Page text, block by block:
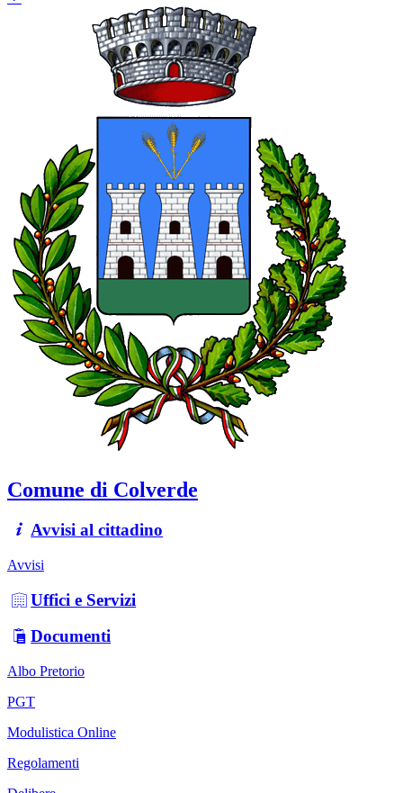
Comune di Colverde
Avvisi al cittadino
Avvisi
Uffici e Servizi
Documenti
Albo Pretorio
PGT
Modulistica Online
Regolamenti